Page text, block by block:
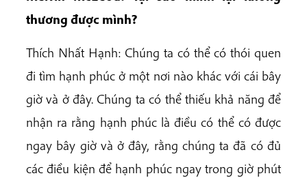
thương được mình?
Thích Nhất Hạnh: Chúng ta có thể có thói quen
đi tìm hạnh phúc ở một nơi nào khác với cái bây
giờ và ở đây. Chúng ta có thể thiếu khả năng để
nhận ra rằng hạnh phúc là điều có thể có được
ngay bây giờ và ở đây, rằng chúng ta đã có đủ
các điều kiện để hạnh phúc ngay trong giờ phút